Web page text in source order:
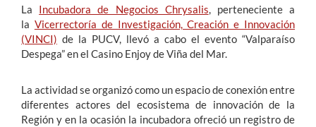
English
La Incubadora de Negocios Chrysalis, perteneciente a
la Vicerrectoría de Investigación, Creación e Innovación
(VINCI) de la PUCV, llevó a cabo el evento “Valparaíso
Despega” en el Casino Enjoy de Viña del Mar.
La actividad se organizó como un espacio de conexión entre
diferentes actores del ecosistema de innovación de la
Región y en la ocasión la incubadora ofreció un registro de